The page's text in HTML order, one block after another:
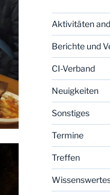
Aktivitäten
Berichte und
CI-Verband
Neuigkeiten
Sonstiges
Termine
Treffen